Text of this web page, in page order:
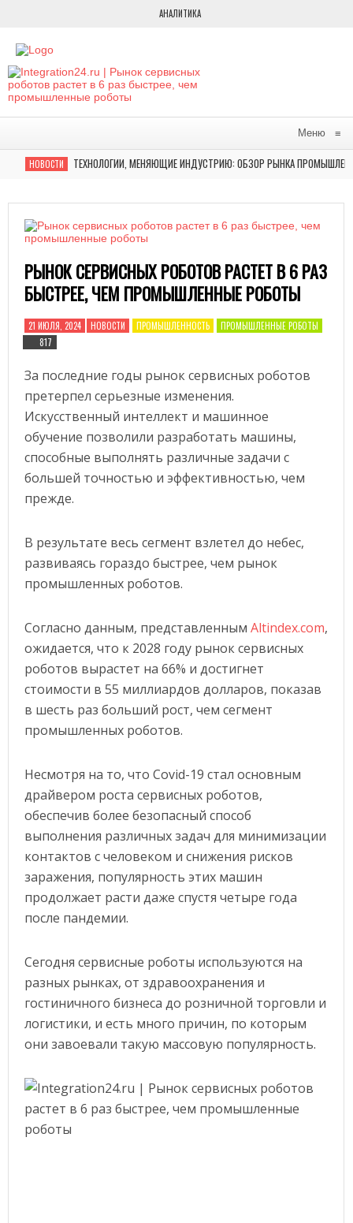
АНАЛИТИКА
Меню ≡
НОВОСТИ
НОВОСТИ ТЕХНОЛОГИИ, МЕНЯЮЩИЕ ИНДУСТРИЮ: ОБЗОР РЫНКА
АВТОМАТИЗАЦИЯ OMRON ОТКРЫЛ НОВЫЙ ЦЕНТР ПЕРЕДОВЫХ
АВТОМАТИЗАЦИЯ КОМПАНИЯ SS INNOVATIONS ПРОВЕЛА 4000
АВТОМАТИЗАЦИЯ «РОСАТОМ» ПРЕДСТАВИЛ УНИКАЛЬНЫЕ
АВТОМАТИЗАЦИЯ НОВЫЙ ЦЕХ РОБОТИЗИРОВАННОЙ СБОРКИ И
УЧЕНЫЕ «РОСАТОМА» ПРЕДСТАВИЛИ НА ВЫСТАВКЕ ФОРУМА БУДУЩИХ
АВТОМАТИЗАЦИЯ ПОСТАВКИ МОБИЛЬНЫХ РОБОТОВ В МИРЕ ВЫРАСТУТ В 5 РАЗ
РЫНОК СЕРВИСНЫХ РОБОТОВ РАСТЕТ В 6 РАЗ
БЫСТРЕЕ, ЧЕМ ПРОМЫШЛЕННЫЕ РОБОТЫ
21 ИЮЛЯ, 2024 НОВОСТИ ПРОМЫШЛЕННОСТЬ
ПРОМЫШЛЕННЫЕ РОБОТЫ
817
За последние годы рынок сервисных роботов
претерпел серьезные изменения.
Искусственный интеллект и машинное
обучение позволили разработать машины,
способные выполнять различные задачи с
большей точностью и эффективностью, чем
прежде.
В результате весь сегмент взлетел до небес,
развиваясь гораздо быстрее, чем рынок
промышленных роботов.
Согласно данным, представленным Altindex.com,
ожидается, что к 2028 году рынок сервисных
роботов вырастет на 66% и достигнет
стоимости в 55 миллиардов долларов, показав
в шесть раз больший рост, чем сегмент
промышленных роботов.
Несмотря на то, что Covid-19 стал основным
драйвером роста сервисных роботов,
обеспечив более безопасный способ
выполнения различных задач для минимизации
контактов с человеком и снижения рисков
заражения, популярность этих машин
продолжает расти даже спустя четыре года
после пандемии.
Сегодня сервисные роботы используются на
разных рынках, от здравоохранения и
гостиничного бизнеса до розничной торговли и
логистики, и есть много причин, по которым
они завоевали такую массовую популярность.